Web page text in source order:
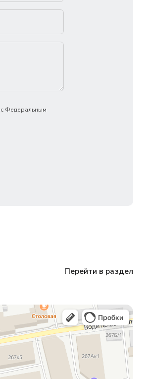
с Федеральным
Перейти в раздел